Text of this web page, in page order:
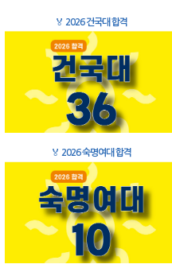
🏅 2026 건국대 합격
🏅 2026 숙명여대 합격